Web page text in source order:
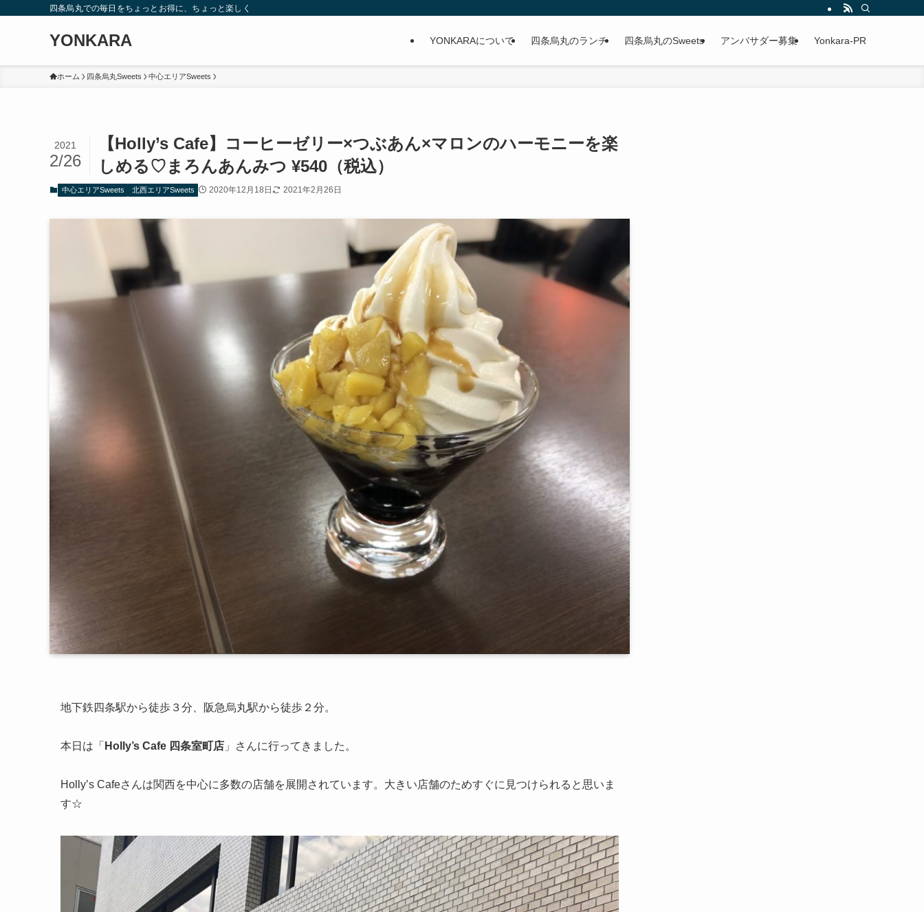
四条烏丸での毎日をちょっとお得に、ちょっと楽しく
YONKARA YONKARAについて 四条烏丸のランチ 四条烏丸のSweets アンバサダー募集 Yonkara-PR
ホーム 四条烏丸Sweets 中心エリアSweets
【Holly’s Cafe】コーヒーゼリー×つぶあん×マロンのハーモニーを楽
しめる♡まろんあんみつ ¥540（税込）
2021
2/26
中心エリアSweets 北西エリアSweets 2020年12月18日 2021年2月26日
地下鉄四条駅から徒歩３分、阪急烏丸駅から徒歩２分。
本日は「 Holly’s Cafe 四条室町店 」さんに行ってきました。
Holly’s Cafeさんは関西を中心に多数の店舗を展開されています。大きい店舗のためすぐに見つけられると思いま
す☆